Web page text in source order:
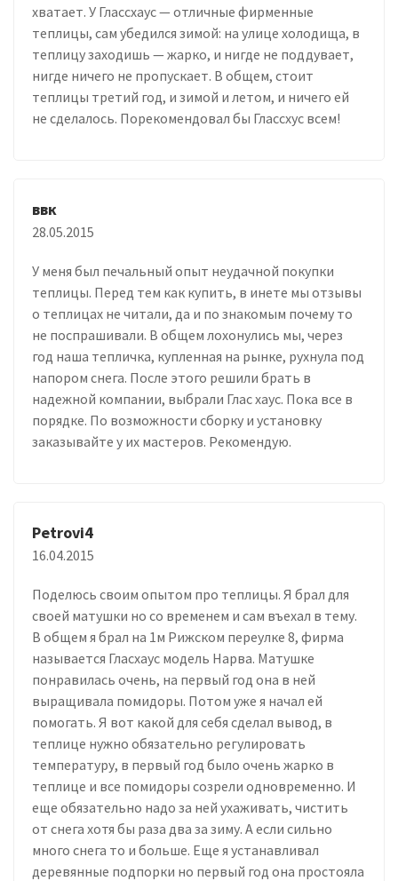
хватает. У Глассхаус — отличные фирменные
теплицы, сам убедился зимой: на улице холодища, в
теплицу заходишь — жарко, и нигде не поддувает,
нигде ничего не пропускает. В общем, стоит
теплицы третий год, и зимой и летом, и ничего ей
не сделалось. Порекомендовал бы Глассхус всем!
ввк
28.05.2015
У меня был печальный опыт неудачной покупки
теплицы. Перед тем как купить, в инете мы отзывы
о теплицах не читали, да и по знакомым почему то
не поспрашивали. В общем лохонулись мы, через
год наша тепличка, купленная на рынке, рухнула под
напором снега. После этого решили брать в
надежной компании, выбрали Глас хаус. Пока все в
порядке. По возможности сборку и установку
заказывайте у их мастеров. Рекомендую.
Petrovi4
16.04.2015
Поделюсь своим опытом про теплицы. Я брал для
своей матушки но со временем и сам въехал в тему.
В общем я брал на 1м Рижском переулке 8, фирма
называется Гласхаус модель Нарва. Матушке
понравилась очень, на первый год она в ней
выращивала помидоры. Потом уже я начал ей
помогать. Я вот какой для себя сделал вывод, в
теплице нужно обязательно регулировать
температуру, в первый год было очень жарко в
теплице и все помидоры созрели одновременно. И
еще обязательно надо за ней ухаживать, чистить
от снега хотя бы раза два за зиму. А если сильно
много снега то и больше. Еще я устанавливал
деревянные подпорки но первый год она простояла